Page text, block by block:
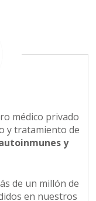
médico privado
y tratamiento de
y
de un millón de
en nuestros